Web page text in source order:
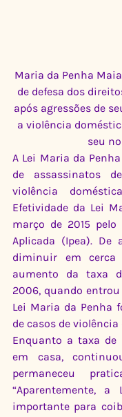
Maria da Penha
de defesa dos
após agressões de
a violência
seu
A Lei Maria da
de assassinatos
violência
Efetividade da Lei
março de 2015
Aplicada (Ipea).
diminuir em cerca
aumento da taxa
2006, quando
Lei Maria da Penha
de casos de
Enquanto a taxa de
em casa,
permaneceu
“Aparentemente,
importante para